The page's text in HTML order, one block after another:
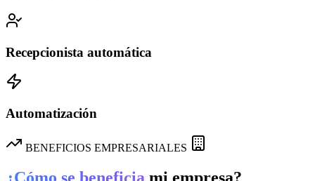
Recepcionista automática
Automatización
BENEFICIOS EMPRESARIALES
¿Cómo se beneficia mi empresa?